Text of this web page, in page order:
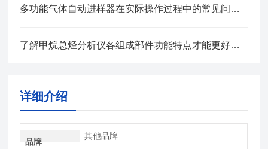
多功能气体自动进样器在实际操作过程中的常见问题相应解决方法分享
了解甲烷总烃分析仪各组成部件功能特点才能更好的使用它
详细介绍
品牌
其他品牌